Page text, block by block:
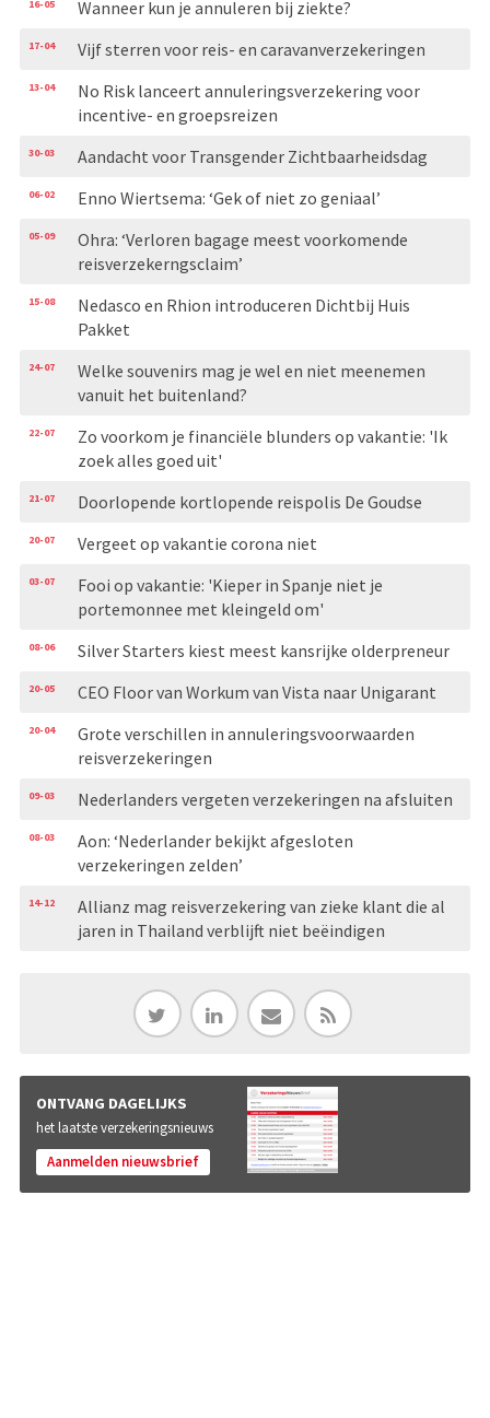
16-05 Wanneer kun je annuleren bij ziekte?
17-04 Vijf sterren voor reis- en caravanverzekeringen
13-04
No Risk lanceert annuleringsverzekering voor
incentive- en groepsreizen
30-03 Aandacht voor Transgender Zichtbaarheidsdag
06-02 Enno Wiertsema: ‘Gek of niet zo geniaal’
05-09
Ohra: ‘Verloren bagage meest voorkomende
reisverzekerngsclaim’
15-08
Nedasco en Rhion introduceren Dichtbij Huis
Pakket
24-07
Welke souvenirs mag je wel en niet meenemen
vanuit het buitenland?
22-07
Zo voorkom je financiële blunders op vakantie: 'Ik
zoek alles goed uit'
21-07 Doorlopende kortlopende reispolis De Goudse
20-07 Vergeet op vakantie corona niet
03-07
Fooi op vakantie: 'Kieper in Spanje niet je
portemonnee met kleingeld om'
08-06 Silver Starters kiest meest kansrijke olderpreneur
20-05 CEO Floor van Workum van Vista naar Unigarant
20-04
Grote verschillen in annuleringsvoorwaarden
reisverzekeringen
09-03 Nederlanders vergeten verzekeringen na afsluiten
08-03
Aon: ‘Nederlander bekijkt afgesloten
verzekeringen zelden’
14-12
Allianz mag reisverzekering van zieke klant die al
jaren in Thailand verblijft niet beëindigen
ONTVANG DAGELIJKS
het laatste verzekeringsnieuws
Aanmelden nieuwsbrief